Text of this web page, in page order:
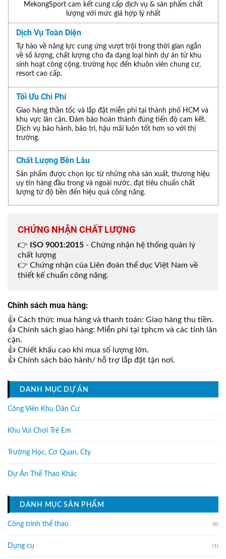
MekongSport cam kết cung cấp dịch vụ & sản phẩm chất
lượng với mức giá hợp lý nhất
Dịch Vụ Toàn Diện
Tự hào về năng lực cung ứng vượt trội trong thời gian ngắn
về số lượng, chất lượng cho đa dạng loại hình dự án từ khu
sinh hoạt công cộng, trường học đến khuôn viên chung cư,
resort cao cấp.
Tối Ưu Chi Phí
Giao hàng thần tốc và lắp đặt miễn phí tại thành phố HCM và
khu vực lân cận. Đảm bảo hoàn thành đúng tiến độ cam kết.
Dịch vụ bảo hành, bảo trì, hậu mãi luôn tốt hơn so với thị
trường.
Chất Lượng Bền Lâu
Sản phẩm được chọn lọc từ những nhà sản xuất, thương hiệu
uy tín hàng đầu trong và ngoài nước, đạt tiêu chuẩn chất
lượng từ độ bền đến hiệu quả công năng.
CHỨNG NHẬN CHẤT LƯỢNG
👉 ISO 9001:2015 - Chứng nhận hệ thống quản lý
chất lượng
👉 Chứng nhận của Liên đoàn thể dục Việt Nam về
thiết kế chuẩn công năng.
Chính sách mua hàng:
👍 Cách thức mua hàng và thanh toán: Giao hàng thu tiền.
👍 Chính sách giao hàng: Miễn phí tại tphcm và các tỉnh lân
cận.
👍 Chiết khấu cao khi mua số lượng lớn.
👍 Chính sách bảo hành/ hỗ trợ lắp đặt tận nơi.
DANH MỤC DỰ ÁN
Công Viên Khu Dân Cư
Khu Vui Chơi Trẻ Em
Trường Học, Cơ Quan, Cty
Dự Án Thể Thao Khác
DANH MỤC SẢN PHẨM
Công trình thể thao (8)
Dụng cụ (1)